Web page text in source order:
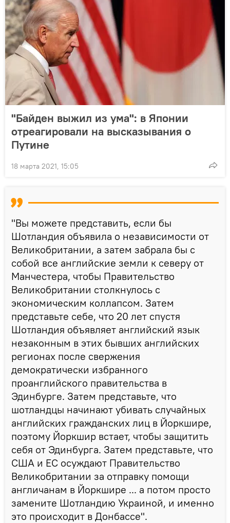
"Байден выжил из ума": в Японии
отреагировали на высказывания о
Путине
18 марта 2021, 15:05
"Вы можете представить, если бы
Шотландия объявила о независимости от
Великобритании, а затем забрала бы с
собой все английские земли к северу от
Манчестера, чтобы Правительство
Великобритании столкнулось с
экономическим коллапсом. Затем
представьте себе, что 20 лет спустя
Шотландия объявляет английский язык
незаконным в этих бывших английских
регионах после свержения
демократически избранного
проанглийского правительства в
Эдинбурге. Затем представьте, что
шотландцы начинают убивать случайных
английских гражданских лиц в Йоркшире,
поэтому Йоркшир встает, чтобы защитить
себя от Эдинбурга. Затем представьте, что
США и ЕС осуждают Правительство
Великобритании за отправку помощи
англичанам в Йоркшире ... а потом просто
замените Шотландию Украиной, и именно
это происходит в Донбассе".